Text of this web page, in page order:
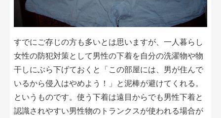
すでにご存じの方も多いとは思いますが、一人暮らし
女性の防犯対策として男性の下着を自分の洗濯物や物
干しにぶら下げておくと「この部屋には、男が住んで
いるから侵入はやめよう！」と泥棒が避けてくれる。
というものです。使う下着は遠目からでも男性下着と
認識されやすい男性物のトランクスが使われる場合が